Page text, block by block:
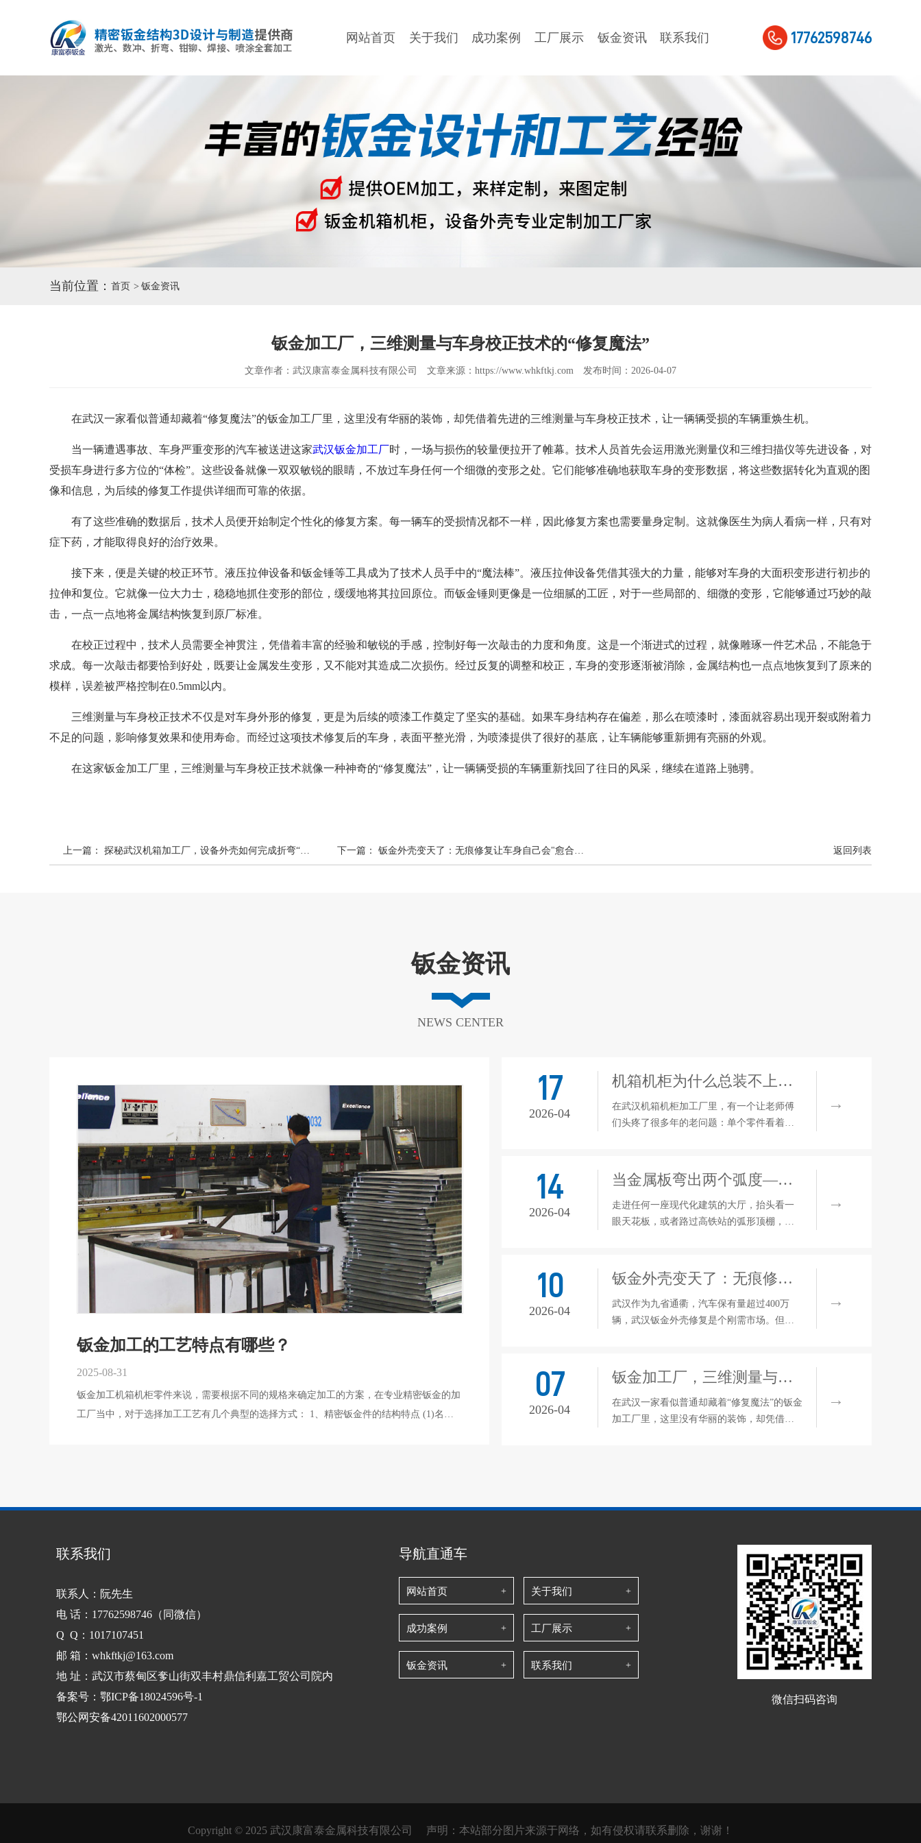
网站首页 关于我们 成功案例 工厂展示 钣金资讯 联系我们 17762598746
当前位置： 首页 钣金资讯
钣金加工厂，三维测量与车身校正技术的“修复魔法”
文章作者：武汉康富泰金属科技有限公司 文章来源：https://www.whkftkj.com 发布时间：2026-04-07
在武汉一家看似普通却藏着“修复魔法”的钣金加工厂里，这里没有华丽的装饰，却凭借着先进的三维测量与车身校正技术，让一辆辆受损的车辆重焕生机。
当一辆遭遇事故、车身严重变形的汽车被送进这家武汉钣金加工厂时，一场与损伤的较量便拉开了帷幕。技术人员首先会运用激光测量仪和三维扫描仪等先进设备，对
受损车身进行多方位的“体检”。这些设备就像一双双敏锐的眼睛，不放过车身任何一个细微的变形之处。它们能够准确地获取车身的变形数据，将这些数据转化为直观的图
像和信息，为后续的修复工作提供详细而可靠的依据。
有了这些准确的数据后，技术人员便开始制定个性化的修复方案。每一辆车的受损情况都不一样，因此修复方案也需要量身定制。这就像医生为病人看病一样，只有对
症下药，才能取得良好的治疗效果。
接下来，便是关键的校正环节。液压拉伸设备和钣金锤等工具成为了技术人员手中的“魔法棒”。液压拉伸设备凭借其强大的力量，能够对车身的大面积变形进行初步的
拉伸和复位。它就像一位大力士，稳稳地抓住变形的部位，缓缓地将其拉回原位。而钣金锤则更像是一位细腻的工匠，对于一些局部的、细微的变形，它能够通过巧妙的敲
击，一点一点地将金属结构恢复到原厂标准。
在校正过程中，技术人员需要全神贯注，凭借着丰富的经验和敏锐的手感，控制好每一次敲击的力度和角度。这是一个渐进式的过程，就像雕琢一件艺术品，不能急于
求成。每一次敲击都要恰到好处，既要让金属发生变形，又不能对其造成二次损伤。经过反复的调整和校正，车身的变形逐渐被消除，金属结构也一点点地恢复到了原来的
模样，误差被严格控制在0.5mm以内。
三维测量与车身校正技术不仅是对车身外形的修复，更是为后续的喷漆工作奠定了坚实的基础。如果车身结构存在偏差，那么在喷漆时，漆面就容易出现开裂或附着力
不足的问题，影响修复效果和使用寿命。而经过这项技术修复后的车身，表面平整光滑，为喷漆提供了很好的基底，让车辆能够重新拥有亮丽的外观。
在这家钣金加工厂里，三维测量与车身校正技术就像一种神奇的“修复魔法”，让一辆辆受损的车辆重新找回了往日的风采，继续在道路上驰骋。
上一篇： 探秘武汉机箱加工厂，设备外壳如何完成折弯“变身”？ 下一篇： 钣金外壳变天了：无痕修复让车身自己会"愈合"，传统手艺人坐不住了 返回列表
钣金资讯
NEWS CENTER
钣金加工的工艺特点有哪些？
2025-08-31
钣金加工机箱机柜零件来说，需要根据不同的规格来确定加工的方案，在专业精密钣金的加
工厂当中，对于选择加工工艺有几个典型的选择方式： 1、精密钣金件的结构特点 (1)名
17
2026-04
机箱机柜为什么总装不上？——聊聊尺寸公差累积的老问题
在武汉机箱机柜加工厂里，有一个让老师傅
们头疼了很多年的老问题：单个零件看着都
小。问题不在某一个工序，而在于每个工序
都在悄悄"攒"误差。 机箱机柜的结构并不复
杂，无非是侧板、顶板、底板、门板加上一
些内部安装条，全部由钣金件经过折弯、焊
14
2026-04
当金属板弯出两个弧度——聊聊双曲钣金成型
走进任何一座现代化建筑的大厅，抬头看一
眼天花板，或者路过高铁站的弧形顶棚，你
为"双曲率曲面"。 要把一块平整的金属板变
成这种形状，靠普通的折弯机根本做不到。
这就是双曲钣金成型技术要解决的问题——
它是当前钣金加工领域里难度系数较高的工
10
2026-04
钣金外壳变天了：无痕修复让车身自己会"愈合"，传统手艺人坐不住了
武汉作为九省通衢，汽车保有量超过400万
辆，武汉钣金外壳修复是个刚需市场。但这
拟修复这些新技术不再是概念，已经落到了
街头修车店里。传统钣金师傅靠锤子和腻子
吃饭的日子，可能没几年了。 无痕修复：跳
过腻子，直接上漆 传统汽车钣金修复有一套
07
2026-04
钣金加工厂，三维测量与车身校正技术的“修复魔法”
在武汉一家看似普通却藏着“修复魔法”的钣金
加工厂里，这里没有华丽的装饰，却凭借着
联系我们
联系人：阮先生
电 话：17762598746（同微信）
Q Q：1017107451
邮 箱：whkftkj@163.com
地 址：武汉市蔡甸区奓山街双丰村鼎信利嘉工贸公司院内
备案号： 鄂ICP备18024596号-1
鄂公网安备42011602000577
导航直通车
网站首页 关于我们
成功案例 工厂展示
钣金资讯 联系我们
微信扫码咨询
Copyright © 2025 武汉康富泰金属科技有限公司 声明：本站部分图片来源于网络，如有侵权请联系删除，谢谢！